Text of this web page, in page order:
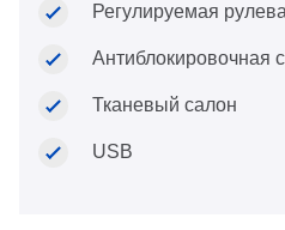
Регулируемая
Антиблокировочная
Тканевый салон
USB